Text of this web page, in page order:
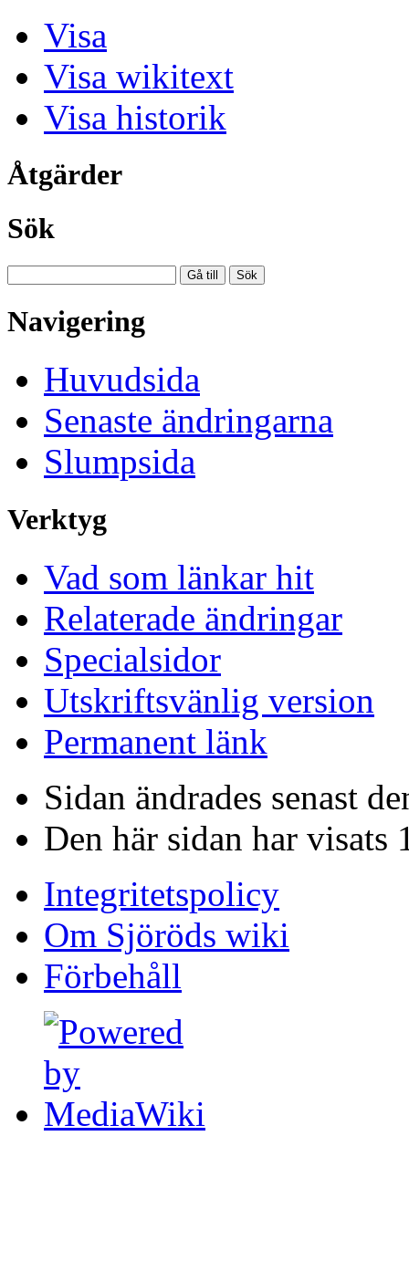
Visa
Visa wikitext
Visa historik
Åtgärder
Sök
Navigering
Huvudsida
Senaste ändringarna
Slumpsida
Verktyg
Vad som länkar hit
Relaterade ändringar
Specialsidor
Utskriftsvänlig version
Permanent länk
Sidan ändrades senast
Den här sidan har visats
Integritetspolicy
Om Sjöröds wiki
Förbehåll